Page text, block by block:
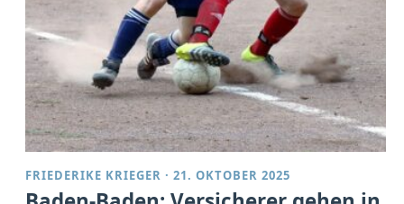
FRIEDERIKE KRIEGER ·21. OKTOBER 2025